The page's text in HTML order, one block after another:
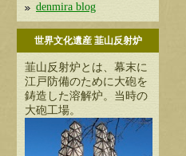
denmira blog
世界文化遺産 韮山反射炉
韮山反射炉とは、幕末に
江戸防備のために大砲を
鋳造した溶解炉。当時の
大砲工場。